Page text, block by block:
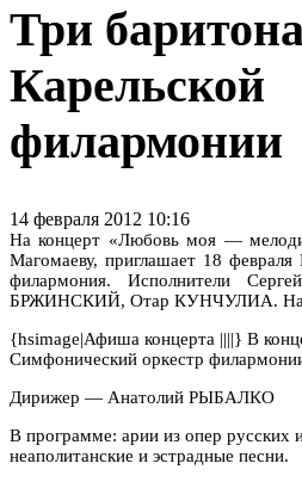
Три
Карельской
филармонии
14 февраля 2012 10:16
На концерт «Любовь моя —
Магомаеву, приглашает 18 февраля
филармония. Исполнители
БРЖИНСКИЙ, Отар КУНЧУЛИА.
{hsimage|Афиша концерта ||||} В
Симфонический оркестр
Дирижер — Анатолий РЫБАЛКО
В программе: арии из опер русских
неаполитанские и эстрадные песни.